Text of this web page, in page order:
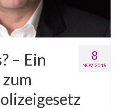
8
NOV. 2018
– Ein